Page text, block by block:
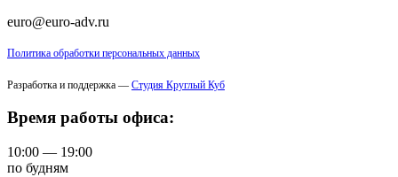
euro@euro-adv.ru
Политика обработки персональных данных
Разработка и поддержка — Студия Круглый Куб
Время работы офиса:
10:00 — 19:00
по будням